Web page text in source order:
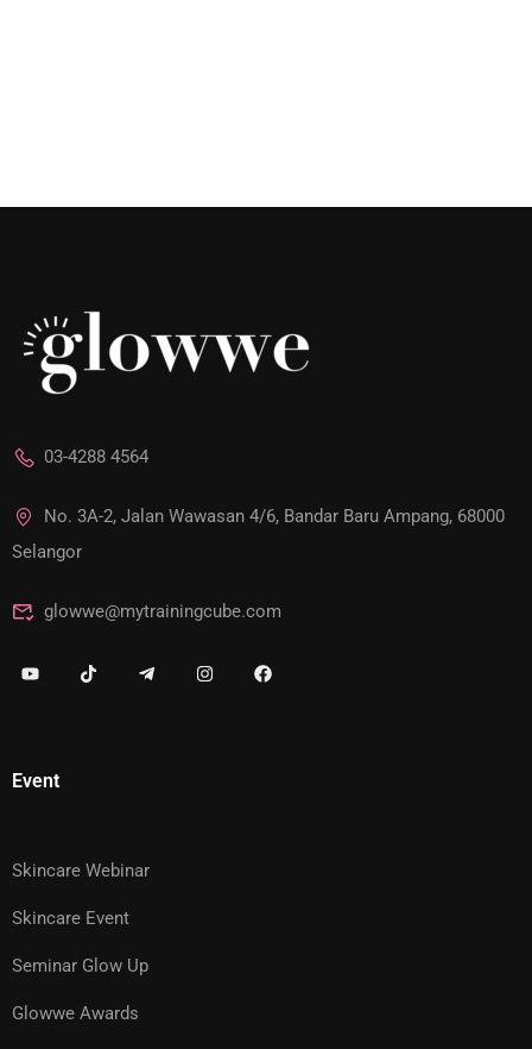
03-4288 4564
No. 3A-2, Jalan Wawasan 4/6, Bandar Baru Ampang, 68000
Selangor
glowwe@mytrainingcube.com
Event
Skincare Webinar
Skincare Event
Seminar Glow Up
Glowwe Awards